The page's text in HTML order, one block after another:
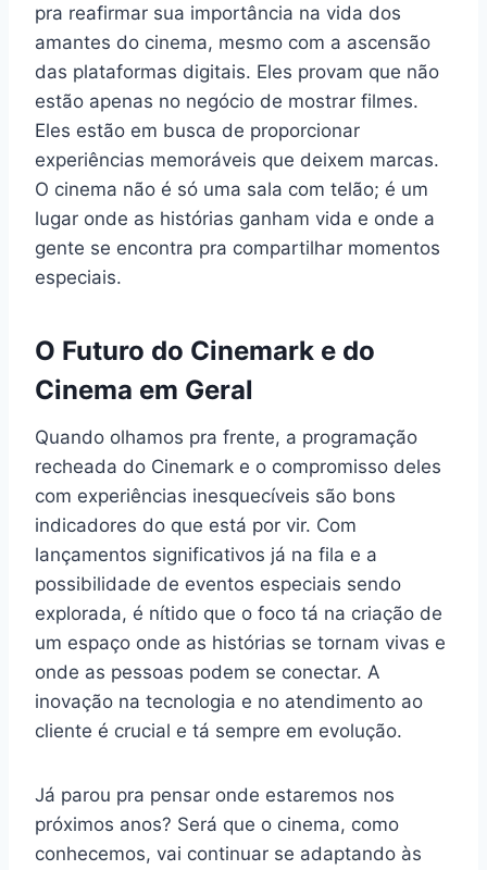
pra reafirmar sua importância na vida dos
amantes do cinema, mesmo com a ascensão
das plataformas digitais. Eles provam que não
estão apenas no negócio de mostrar filmes.
Eles estão em busca de proporcionar
experiências memoráveis que deixem marcas.
O cinema não é só uma sala com telão; é um
lugar onde as histórias ganham vida e onde a
gente se encontra pra compartilhar momentos
especiais.
O Futuro do Cinemark e do
Cinema em Geral
Quando olhamos pra frente, a programação
recheada do Cinemark e o compromisso deles
com experiências inesquecíveis são bons
indicadores do que está por vir. Com
lançamentos significativos já na fila e a
possibilidade de eventos especiais sendo
explorada, é nítido que o foco tá na criação de
um espaço onde as histórias se tornam vivas e
onde as pessoas podem se conectar. A
inovação na tecnologia e no atendimento ao
cliente é crucial e tá sempre em evolução.
Já parou pra pensar onde estaremos nos
próximos anos? Será que o cinema, como
conhecemos, vai continuar se adaptando às